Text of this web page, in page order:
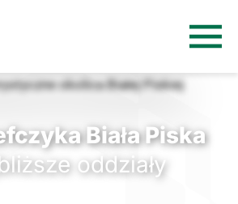
Biała Piska
oddziały